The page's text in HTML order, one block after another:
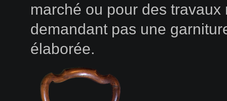
marché ou pour des travaux
demandant pas une
élaborée.